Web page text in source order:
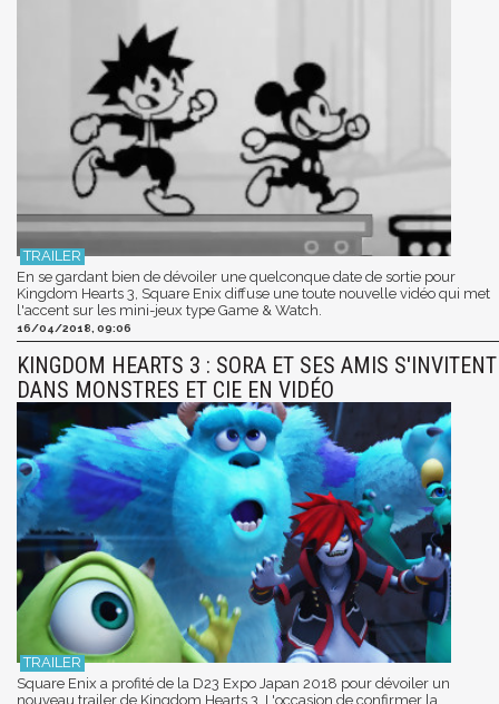
En se gardant bien de dévoiler une quelconque date de sortie pour
Kingdom Hearts 3, Square Enix diffuse une toute nouvelle vidéo qui met
l'accent sur les mini-jeux type Game & Watch.
16/04/2018, 09:06
KINGDOM HEARTS 3 : SORA ET SES AMIS S'INVITENT
DANS MONSTRES ET CIE EN VIDÉO
Square Enix a profité de la D23 Expo Japan 2018 pour dévoiler un
nouveau trailer de Kingdom Hearts 3. L'occasion de confirmer la